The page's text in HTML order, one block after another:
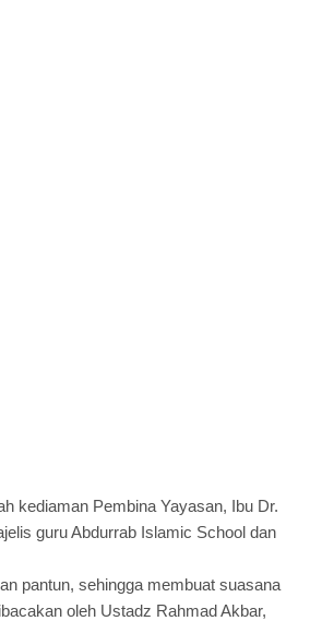
kediaman Pembina Yayasan, Ibu Dr.
guru Abdurrab Islamic School dan
pantun, sehingga membuat suasana
oleh Ustadz Rahmad Akbar,